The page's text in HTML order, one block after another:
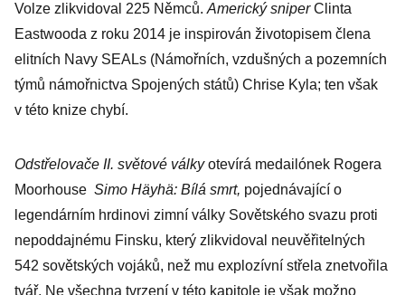
Volze zlikvidoval 225 Němců. Americký sniperClinta
Eastwooda z roku 2014 je inspirován životopisem člena
elitních Navy SEALs (Námořních, vzdušných a pozemních
týmů námořnictva Spojených států) Chrise Kyla; ten však
v této knize chybí.
Odstřelovače II. světové válkyotevírá medailónek Rogera
Moorhouse Simo Häyhä: Bílá smrt, pojednávající o
legendárním hrdinovi zimní války Sovětského svazu proti
nepoddajnému Finsku, který zlikvidoval neuvěřitelných
542 sovětských vojáků, než mu explozívní střela znetvořila
tvář. Ne všechna tvrzení v této kapitole je však možno